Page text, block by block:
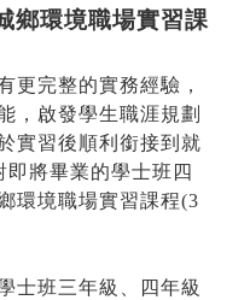
鄉環境職場實習課
更完整的實務經驗，
，啟發學生職涯規劃
實習後順利銜接到就
即將畢業的學士班四
環境職場實習課程(3
士班三年級、四年級